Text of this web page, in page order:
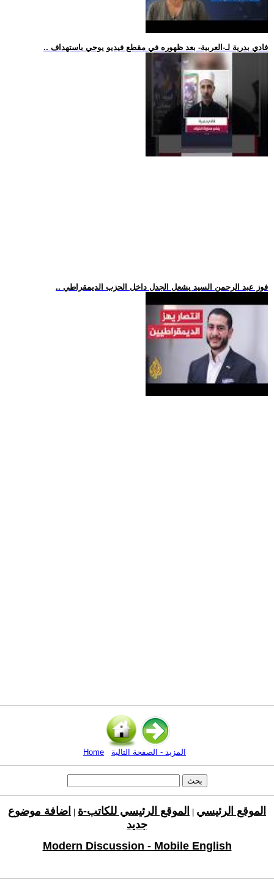
.. فادي بدرية لـ-العربية- بعد ظهوره في مقطع فيديو يوحي باستهداف
.. فوز عبد الرحمن السيد يشعل الجدل داخل الحزب الديمقراطي
Home المزيد - الصفحة التالية
الموقع الرئيسي الموقع الرئيسي للكاتب-ة
اضافة موضوع
جديد
Modern Discussion - Mobile English